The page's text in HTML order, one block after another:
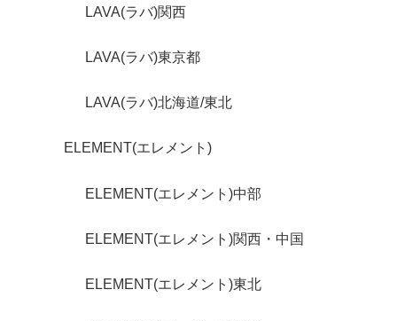
LAVA(ラバ)関西
LAVA(ラバ)東京都
LAVA(ラバ)北海道/東北
ELEMENT(エレメント)
ELEMENT(エレメント)中部
ELEMENT(エレメント)関西・中国
ELEMENT(エレメント)東北